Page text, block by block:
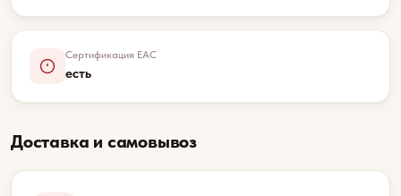
Сертификация EAC
есть
Доставка и самовывоз